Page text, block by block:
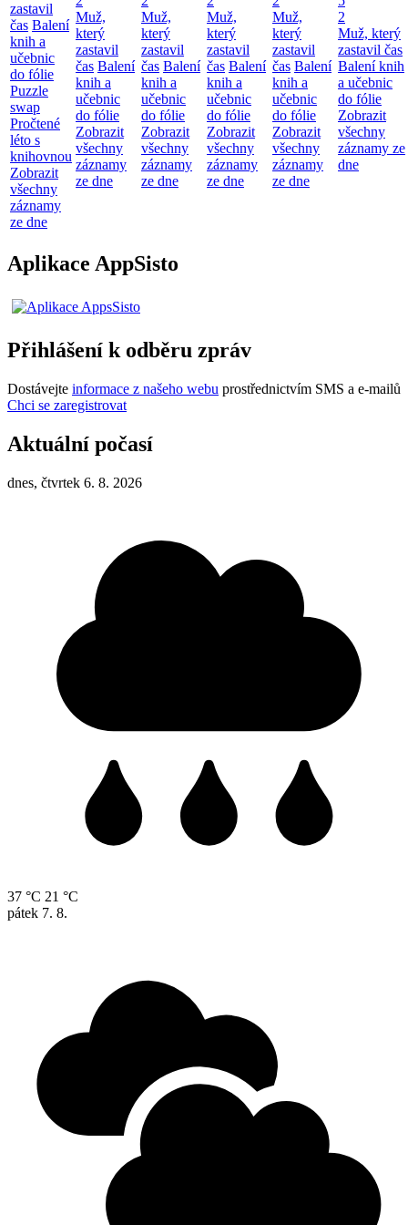
zastavil
čas Balení
knih a
učebnic
do fólie
Puzzle
swap
Pročtené
léto s
knihovnou
Zobrazit
všechny
záznamy
ze dne
Muž,
který
zastavil
čas Balení
knih a
učebnic
do fólie
Zobrazit
všechny
záznamy
ze dne
Muž,
který
zastavil
čas Balení
knih a
učebnic
do fólie
Zobrazit
všechny
záznamy
ze dne
Muž,
který
zastavil
čas Balení
knih a
učebnic
do fólie
Zobrazit
všechny
záznamy
ze dne
Muž,
který
zastavil
čas Balení
knih a
učebnic
do fólie
Zobrazit
všechny
záznamy
ze dne
2
Muž, který
zastavil čas
Balení knih
a učebnic
do fólie
Zobrazit
všechny
záznamy ze
dne
Aplikace AppSisto
Přihlášení k odběru zpráv
Dostávejte informace z našeho webu prostřednictvím SMS a e-mailů
Chci se zaregistrovat
Aktuální počasí
dnes, čtvrtek 6. 8. 2026
37 °C 21 °C
pátek 7. 8.